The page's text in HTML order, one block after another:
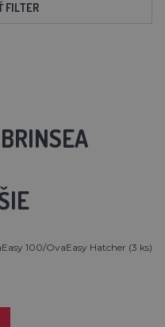
FILTER
100/OvaEasy Hatcher (3 ks)